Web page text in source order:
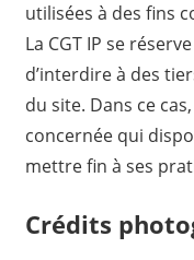
utilisées à des fins
La CGT IP se
d’interdire à des
du site. Dans ce
concernée qui
mettre fin à ses
Crédits